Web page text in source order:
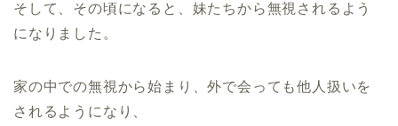
そして、その頃になると、妹たちから無視されるよう
になりました。
家の中での無視から始まり、外で会っても他人扱いを
されるようになり、